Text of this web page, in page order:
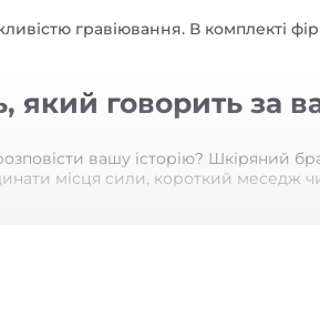
гравіювання. В комплекті
який говорить за
вашу історію? Шкіряний
місця сили, короткий